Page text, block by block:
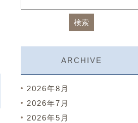
ARCHIVE
2026年8月
2026年7月
2026年5月